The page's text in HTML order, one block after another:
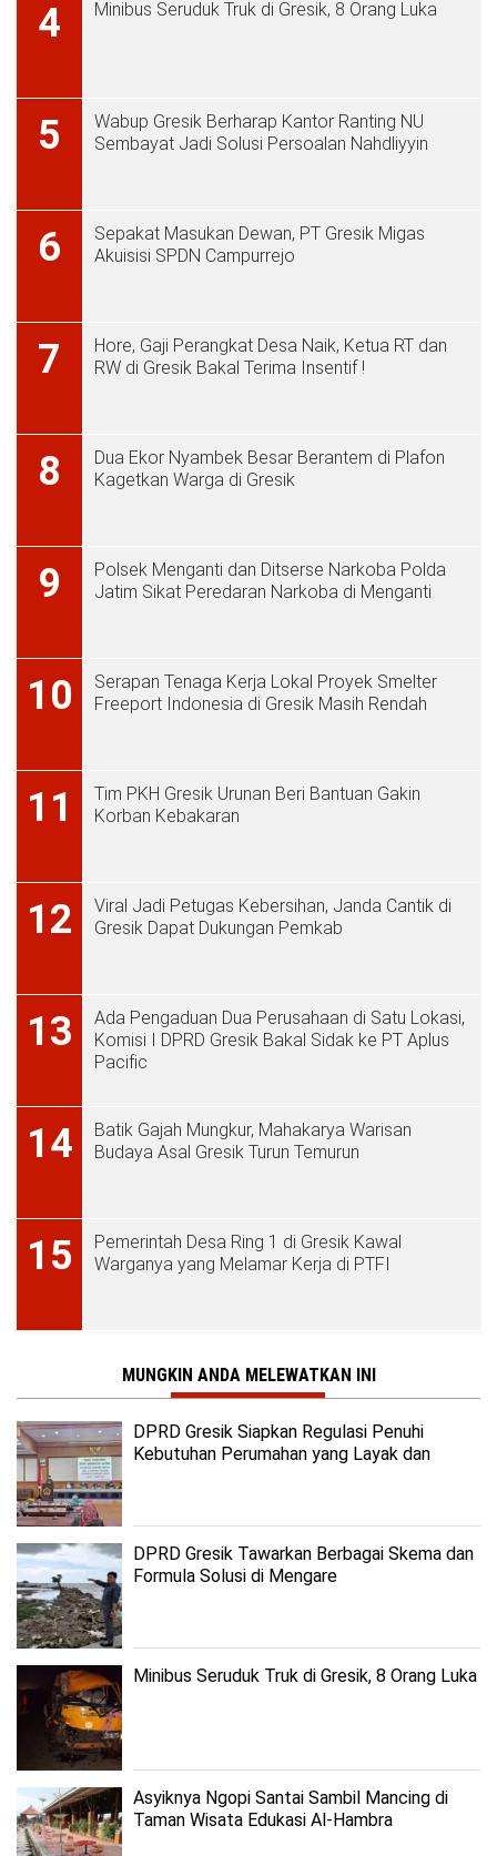
4 Minibus Seruduk Truk di Gresik, 8 Orang Luka
5
Wabup Gresik Berharap Kantor Ranting NU
Sembayat Jadi Solusi Persoalan Nahdliyyin
6
Sepakat Masukan Dewan, PT Gresik Migas
Akuisisi SPDN Campurrejo
7
Hore, Gaji Perangkat Desa Naik, Ketua RT dan
RW di Gresik Bakal Terima Insentif !
8
Dua Ekor Nyambek Besar Berantem di Plafon
Kagetkan Warga di Gresik
9
Polsek Menganti dan Ditserse Narkoba Polda
Jatim Sikat Peredaran Narkoba di Menganti
10
Serapan Tenaga Kerja Lokal Proyek Smelter
Freeport Indonesia di Gresik Masih Rendah
11
Tim PKH Gresik Urunan Beri Bantuan Gakin
Korban Kebakaran
12
Viral Jadi Petugas Kebersihan, Janda Cantik di
Gresik Dapat Dukungan Pemkab
13
Ada Pengaduan Dua Perusahaan di Satu Lokasi,
Komisi I DPRD Gresik Bakal Sidak ke PT Aplus
Pacific
14
Batik Gajah Mungkur, Mahakarya Warisan
Budaya Asal Gresik Turun Temurun
15
Pemerintah Desa Ring 1 di Gresik Kawal
Warganya yang Melamar Kerja di PTFI
MUNGKIN ANDA MELEWATKAN INI
DPRD Gresik Siapkan Regulasi Penuhi
Kebutuhan Perumahan yang Layak dan
DPRD Gresik Tawarkan Berbagai Skema dan
Formula Solusi di Mengare
Minibus Seruduk Truk di Gresik, 8 Orang Luka
Asyiknya Ngopi Santai Sambil Mancing di
Taman Wisata Edukasi Al-Hambra